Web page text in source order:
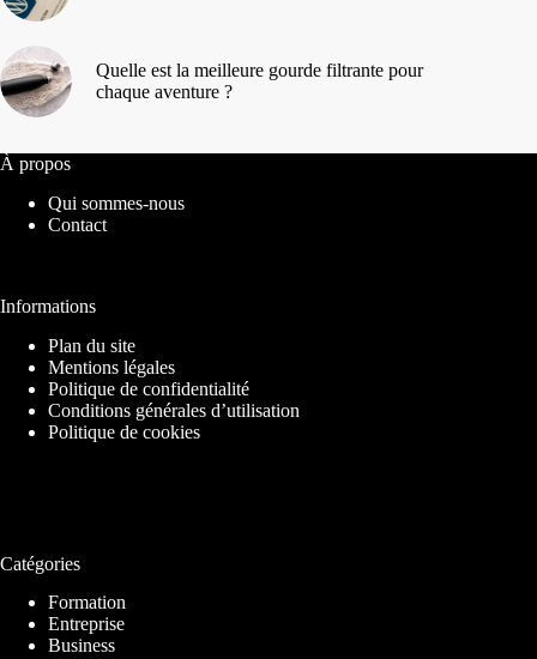
Quelle est la meilleure gourde filtrante pour
chaque aventure ?
À propos
Qui sommes-nous
Contact
Informations
Plan du site
Mentions légales
Politique de confidentialité
Conditions générales d’utilisation
Politique de cookies
Catégories
Formation
Entreprise
Business